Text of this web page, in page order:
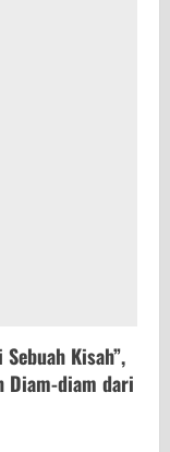
Kisah”,
Diam-diam dari